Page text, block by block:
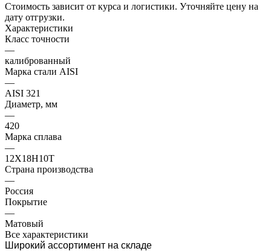
Стоимость зависит от курса и логистики. Уточняйте цену на
дату отгрузки.
Характеристики
Класс точности
—
калиброванный
Марка стали AISI
—
AISI 321
Диаметр, мм
—
420
Марка сплава
—
12Х18Н10Т
Страна производства
—
Россия
Покрытие
—
Матовый
Все характеристики
Широкий ассортимент на складе